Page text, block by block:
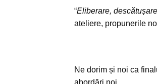
“Eliberare,
ateliere, propunerile
Ne dorim și noi ca
abordări noi.